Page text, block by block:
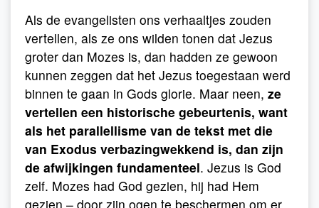
Als de evangelisten ons verhaaltjes zouden
vertellen, als ze ons wilden tonen dat Jezus
groter dan Mozes is, dan hadden ze gewoon
kunnen zeggen dat het Jezus toegestaan werd
binnen te gaan in Gods glorie. Maar neen, ze
vertellen een historische gebeurtenis, want
als het parallellisme van de tekst met die
van Exodus verbazingwekkend is, dan zijn
de afwijkingen fundamenteel. Jezus is God
zelf. Mozes had God gezien, hij had Hem
gezien – door zijn ogen te beschermen om er